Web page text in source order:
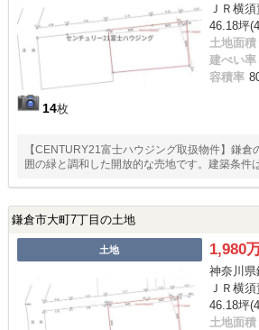
14枚
ＪＲ横
46.18坪
土地面積
建ぺい率
容積率
【CENTURY21富士ハウジング取扱物件】鎌倉
囲の緑と調和した開放的な売地です。建築条件
鎌倉市大町7丁目の土地
土地 1,980
神奈川県
ＪＲ横
46.18坪
土地面積